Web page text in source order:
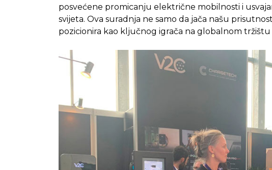
posvećene promicanju električne mobilnosti i
svijeta. Ova suradnja ne samo da jača našu
pozicionira kao ključnog igrača na globalnom